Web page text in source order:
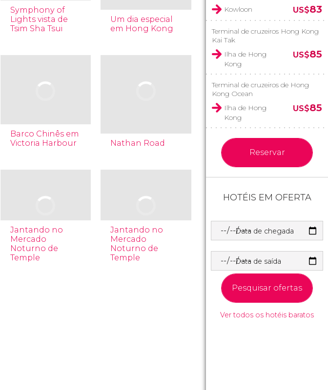
Symphony of
Lights vista de
Tsim Sha Tsui
Um dia especial
em Hong Kong
Barco Chinês em
Victoria Harbour
Nathan Road
Jantando no
Mercado
Noturno de
Temple
Jantando no
Mercado
Noturno de
Temple
Kowloon
US$83
Terminal de cruzeiros Hong Kong
Kai Tak
Ilha de Hong
Kong
US$85
Terminal de cruzeiros de Hong
Kong Ocean
Ilha de Hong
Kong
US$85
Reservar
HOTÉIS EM OFERTA
Data de chegada
Data de saída
Pesquisar ofertas
Ver todos os hotéis baratos